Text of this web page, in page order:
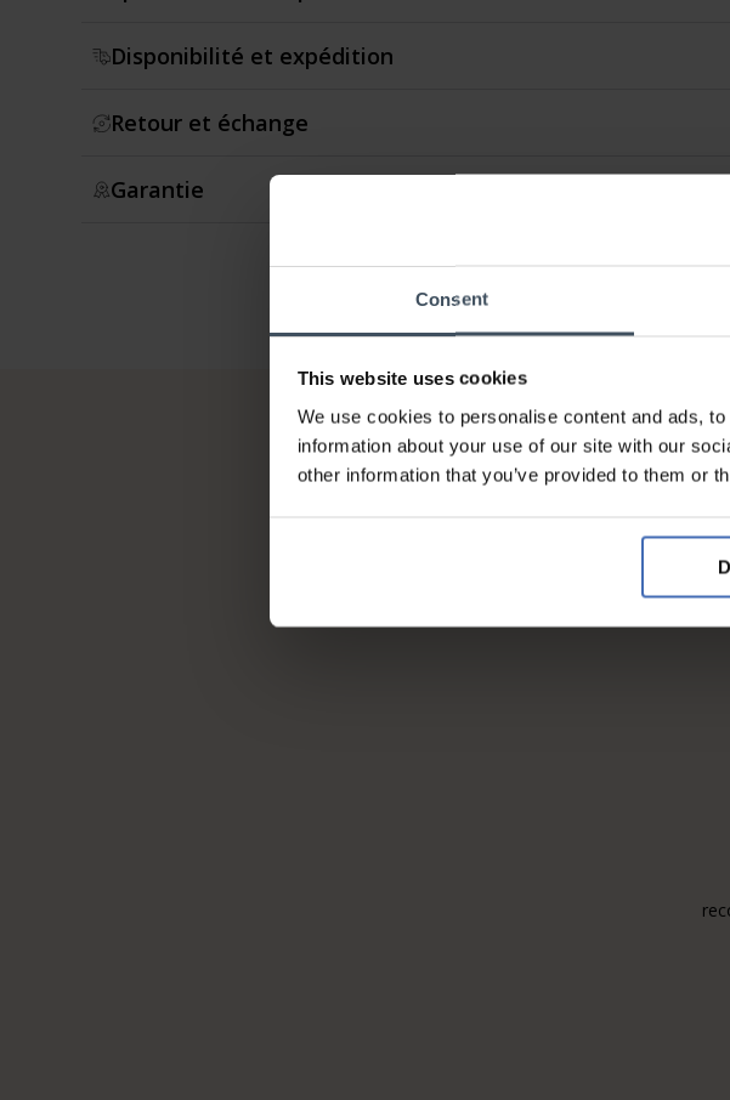
Consent
This website uses cookies
We use cookies to personalise content and ads,
information about your use of our site with our
other information that you’ve provided to them or
Disponibilité et expédition
Retour et échange
Garantie